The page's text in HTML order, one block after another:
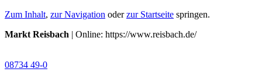
Zum Inhalt, zur Navigation oderzur Startseite springen.
Markt Reisbach | Online: https://www.reisbach.de/
08734 49-0